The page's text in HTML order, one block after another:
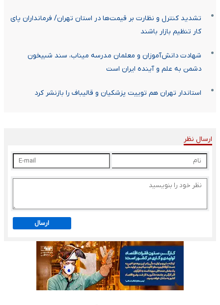
تشدید کنترل و نظارت بر قیمت‌ها در استان تهران/ فرمانداران پای
کار تنظیم بازار باشند
شهادت دانش‌آموزان و معلمان مدرسه میناب، سند شبیخون
دشمن به علم و آینده ایران است
استاندار تهران هم توییت پزشکیان و قالیباف را بازنشر کرد
ارسال نظر
ارسال